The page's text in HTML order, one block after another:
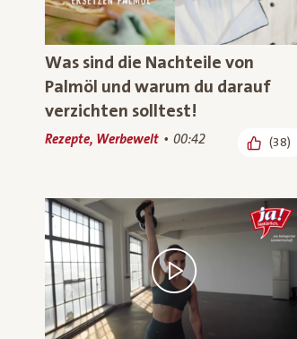
Was sind die Nachteile von
Palmöl und warum du darauf
verzichten solltest!
Rezepte, Werbewelt 00:42 (38)